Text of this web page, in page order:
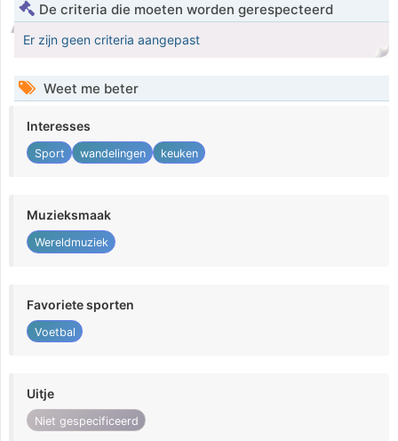
De criteria die moeten worden gerespecteerd
Er zijn geen criteria aangepast
Weet me beter
Interesses
Sport wandelingen keuken
Muzieksmaak
Wereldmuziek
Favoriete sporten
Voetbal
Uitje
Niet gespecificeerd